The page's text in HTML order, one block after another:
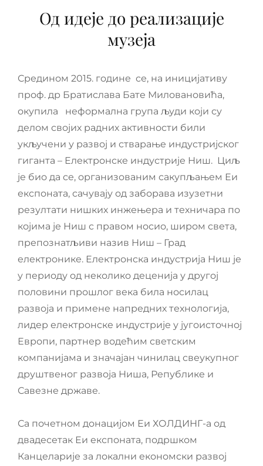
Од идеје до реализације
музеја
Средином 2015. године се, на иницијативу
проф. др Братислава Бате Миловановића,
окупила неформална група људи који су
делом својих радних активности били
укључени у развој и стварање индустријског
гиганта – Електронске индустрије Ниш. Циљ
је био да се, организованим сакупљањем Еи
експоната, сачувају од заборава изузетни
резултати нишких инжењера и техничара по
којима је Ниш с правом носио, широм света,
препознатљиви назив Ниш – Град
електронике. Електронска индустрија Ниш је
у периоду од неколико деценија у другој
половини прошлог века била носилац
развоја и примене напредних технологија,
лидер електронске индустрије у југоисточној
Европи, партнер водећим светским
компанијама и значајан чинилац свеукупног
друштвеног развоја Ниша, Републике и
Савезне државе.
Са почетном донацијом Еи ХОЛДИНГ-а од
двадесетак Еи експоната, подршком
Канцеларије за локални економски развој